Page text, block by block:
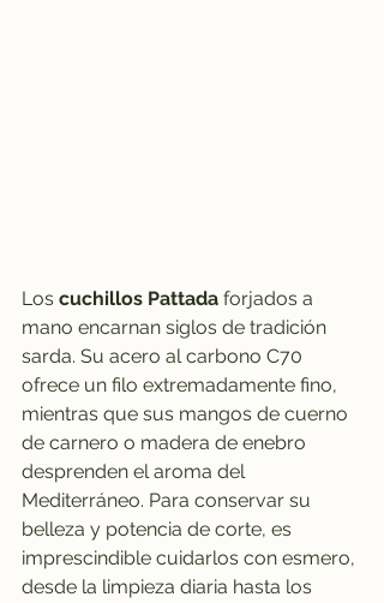
Los cuchillos Pattada forjados a
mano encarnan siglos de tradición
sarda. Su acero al carbono C70
ofrece un filo extremadamente fino,
mientras que sus mangos de cuerno
de carnero o madera de enebro
desprenden el aroma del
Mediterráneo. Para conservar su
belleza y potencia de corte, es
imprescindible cuidarlos con esmero,
desde la limpieza diaria hasta los